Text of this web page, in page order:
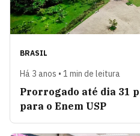
BRASIL
Há 3 anos • 1 min de leitura
Prorrogado até dia 31
para o Enem USP